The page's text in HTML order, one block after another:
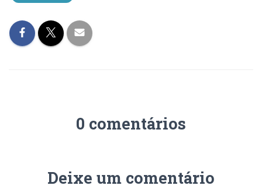
0 comentários
Deixe um comentário